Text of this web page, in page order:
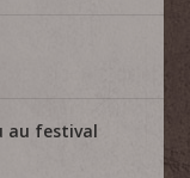
au festival